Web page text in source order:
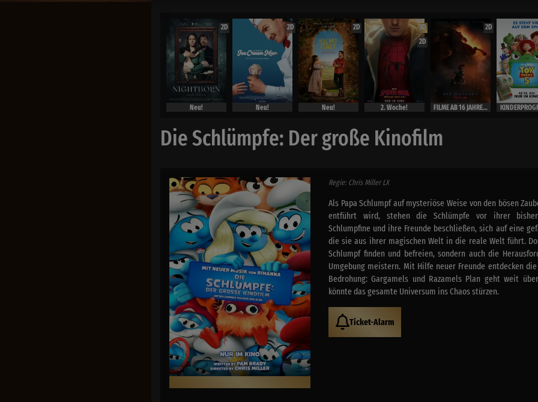
2D
Neu!
2D
Neu!
2D
Neu!
3D
2D
2. Woche!
2D
FILME AB 16 JAHRE ( Ausweis)
Die Schlümpfe: Der große Kinofilm
Regie: Chris Miller LX
Als Papa Schlumpf auf mysteriöse Weise von den bösen
entführt wird, stehen die Schlümpfe vor ihrer bisher
Schlumpfine und ihre Freunde beschließen, sich auf eine
die sie aus ihrer magischen Welt in die reale Welt führt.
Schlumpf finden und befreien, sondern auch die
Umgebung meistern. Mit Hilfe neuer Freunde entdecken
Bedrohung: Gargamels und Razamels Plan geht weit
könnte das gesamte Universum ins Chaos stürzen.
Ticket-Alarm